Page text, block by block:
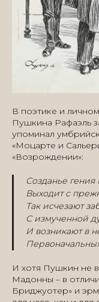
В поэтике и
Пушкина Рафаэль
упоминал
«Моцарте и
«Возрождении»:
Созданье
Выходит с
Так исчезают
С измученной
И возникают в
И хотя Пушкин не
Мадонны – в
Бриджуотер» и